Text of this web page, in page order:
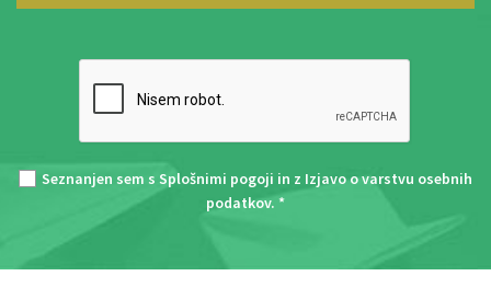
Seznanjen sem s Splošnimi pogoji in z Izjavo o varstvu osebnih
podatkov. *